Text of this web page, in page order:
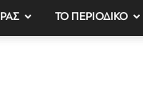
ΤΟ ΠΕΡΙΟΔΙΚΟ